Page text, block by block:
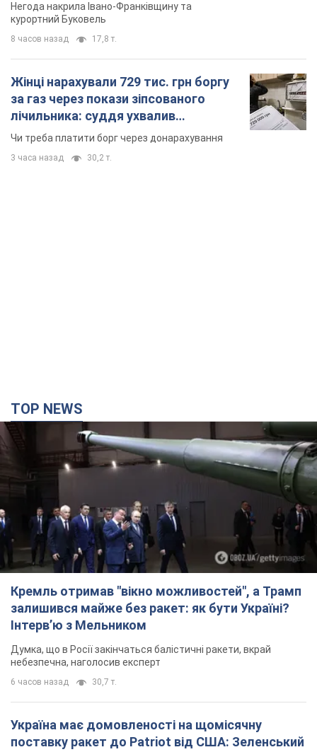
Кремль отримав "вікно можливостей", а Трамп
залишився майже без ракет: як бути Україні?
Інтерв’ю з Мельником
Думка, що в Росії закінчаться балістичні ракети, вкрай
небезпечна, наголосив експерт
Україна має домовленості на щомісячну
поставку ракет до Patriot від США: Зеленський
розкрив подробиці
Київ також веде активні переговори з європейськими
партнерами
3 часа назад 13,3 т.
Дбала про учнів та підтримувала педагогів:
внаслідок удару РФ по Київщині загинула
директорка київського ліцею, її чоловік та онук
Вічна пам'ять жертвам російського терору
4 часа назад 15,3 т.